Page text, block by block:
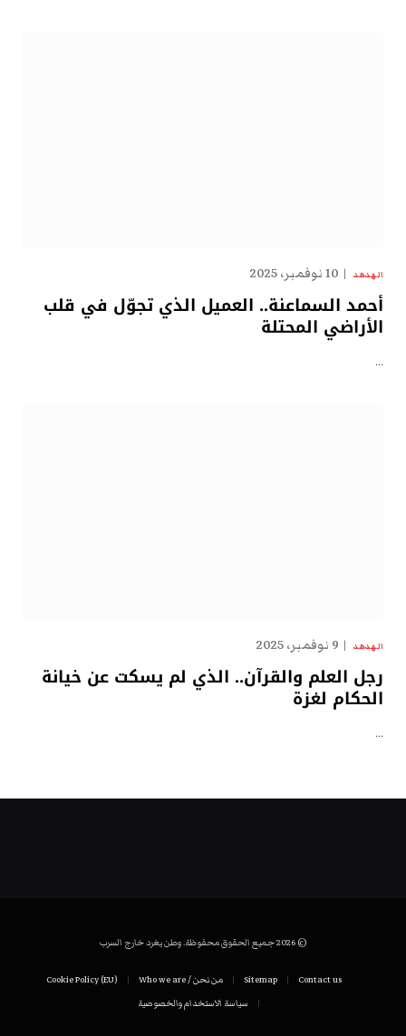
الهدهد 10 نوفمبر، 2025
أحمد السماعنة.. العميل الذي تجوّل في قلب
الأراضي المحتلة
…
الهدهد 9 نوفمبر، 2025
رجل العلم والقرآن.. الذي لم يسكت عن خيانة
الحكام لغزة
…
© 2026 جميع الحقوق محفوظة. وطن يغرد خارج السرب
Contact us
Sitemap من نحن / Who we are
Cookie Policy (EU)
سياسة الاستخدام والخصوصية